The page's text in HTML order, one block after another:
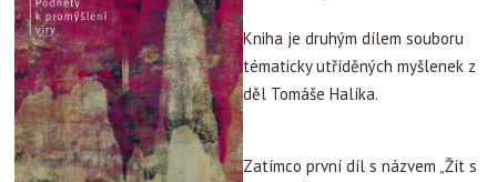
Kniha je druhým dílem souboru
tématicky utříděných myšlenek z
děl Tomáše Halíka.
Zatímco první díl s názvem „Žít s